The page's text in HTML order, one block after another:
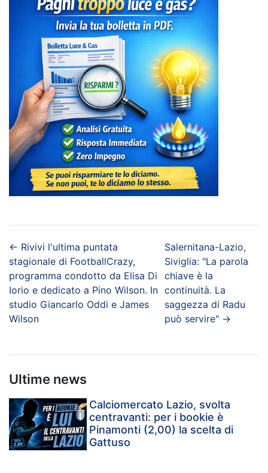
← Rivivi l'ultima puntata
stagionale di FootballCrazy,
programma condotto da Elisa Di
Iorio e dedicato a Pino Wilson. In
studio Giancarlo Oddi e James
Wilson
Salernitana-Lazio,
Siviglia: "La parola
chiave è la
continuità. La
saggezza di Radu
può servire"→
Ultime news
Calciomercato Lazio, svolta
centravanti: per i bookie è
Pinamonti (2,00) la scelta di
Gattuso